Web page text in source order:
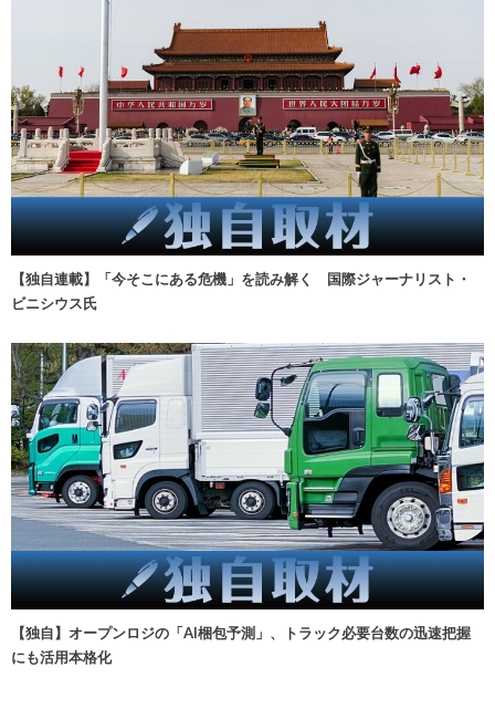
【独自連載】「今そこにある危機」を読み解く 国際ジャーナリスト・
ビニシウス氏
【独自】オープンロジの「AI梱包予測」、トラック必要台数の迅速把握
にも活用本格化